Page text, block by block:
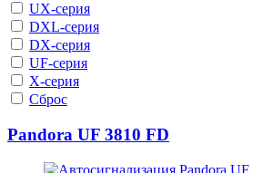
UX-серия
DXL-серия
DX-серия
UF-серия
X-серия
Сброс
Pandora UF 3810 FD